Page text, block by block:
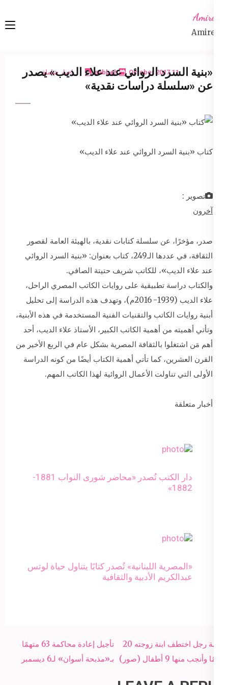
content
Amireta
Amireta
11 October 2017
sabbeh اخبار شاملة
«بنية السرد الروائي عند علاء الديب» يصدر
عن «سلسلة دراسات نقدية»
كتاب «بنية السرد الروائي عند علاء الديب»
تصوير :
آخرون
صدر، مؤخرًا، عن سلسلة كتابات نقدية، بالهيئة العامة لقصور
الثقافة، في عددها الـ249، كتاب بعنوان: «بنية السرد الروائي
عند علاء الديب»، للكاتب شريف حتيتة الصافي.
والكتاب دراسة تطبيقية على روايات الكاتب المصري الراحل،
علاء الديب (1939- 2016م)، وتهدف هذه الدراسة إلى تحليل
أبنية روايات الكاتب والتقنيات الفنية المستخدمة في هذه الأبنية،
وتأتي أهميته من أهمية الكاتب الكبير، الأستاذ علاء الديب، أحد
أهم مَن اشتغلوا بالثقافة المصرية بشكل عام في الربع الأخير من
القرن العشرين، كما تأتي أهمية الكتاب أيضًا من كونه الدراسة
الأولى التي تناولت الأعمال الروائية لهذا الكاتب المهم.
أخبار متعلقة
دار الكتب تُصدر «محاضر شورى النواب 1881-
1882»
«المصرية اللبنانية» تُصدر كتابًا يتناول حياة لوتس
عبدالكريم الأدبية والثقافية
Post
navigation
تأجيل إعادة محاكمة 63 متهمًا
بـ«مذبحة أسوان» لـ6 ديسمبر
قصة رجل اختطف ابنة زوجته 20
عامًا وأنجب منها 9 أطفال (صور)